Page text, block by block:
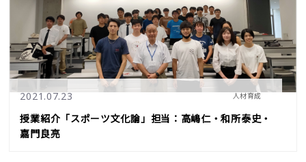
2021.07.23 人材育成
授業紹介「スポーツ文化論」担当：高嶋仁・和所泰史・
嘉門良亮